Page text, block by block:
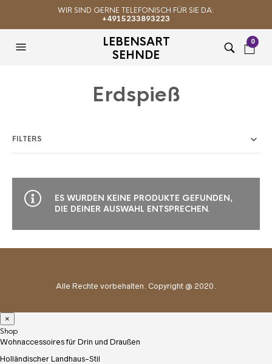
WIR SIND GERNE TELEFONISCH FÜR SIE DA:
+4915233893223
LEBENSART
SEHNDE
0
Erdspieß
FILTERS
ES WURDEN KEINE PRODUKTE GEFUNDEN,
DIE DEINER AUSWAHL ENTSPRECHEN.
Alle Rechte vorbehalten. Copyright @ 2020.
×
Shop
Wohnaccessoires für Drin und Draußen
Holländischer Landhaus-Stil